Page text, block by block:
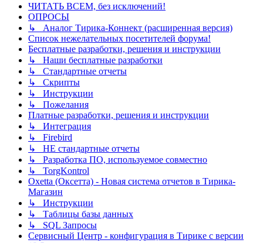
ЧИТАТЬ ВСЕМ, без исключений!
ОПРОСЫ
↳ Аналог Тирика-Коннект (расширенная версия)
Список нежелательных посетителей форума!
Бесплатные разработки, решения и инструкции
↳ Наши бесплатные разработки
↳ Стандартные отчеты
↳ Скрипты
↳ Инструкции
↳ Пожелания
Платные разработки, решения и инструкции
↳ Интеграция
↳ Firebird
↳ НЕ стандартные отчеты
↳ Разработка ПО, используемое совместно
↳ TorgKontrol
Oxetta (Оксетта) - Новая система отчетов в Тирика-
Магазин
↳ Инструкции
↳ Таблицы базы данных
↳ SQL Запросы
Сервисный Центр - конфигурация в Тирике с версии